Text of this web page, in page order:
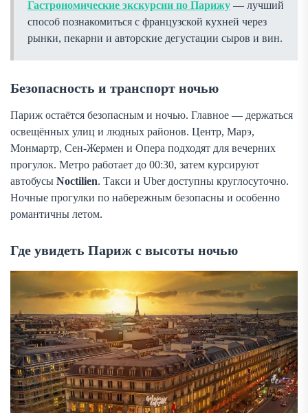
Гастрономические экскурсии по Парижу — лучший
способ познакомиться с французской кухней через
рынки, пекарни и авторские дегустации сыров и вин.
Безопасность и транспорт ночью
Париж остаётся безопасным и ночью. Главное — держаться
освещённых улиц и людных районов. Центр, Марэ,
Монмартр, Сен-Жермен и Опера подходят для вечерних
прогулок. Метро работает до 00:30, затем курсируют
автобусы Noctilien. Такси и Uber доступны круглосуточно.
Ночные прогулки по набережным безопасны и особенно
романтичны летом.
Где увидеть Париж с высоты ночью